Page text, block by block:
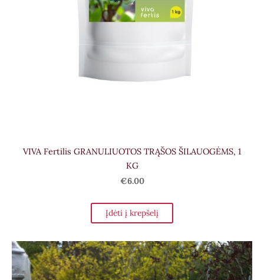
VIVA Fertilis GRANULIUOTOS TRĄŠOS ŠILAUOGĖMS, 1
KG
€6.00
Įdėti į krepšelį